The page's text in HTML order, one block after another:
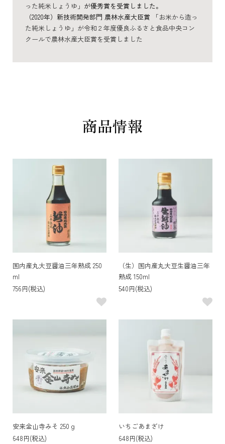
った純米しょうゆ」 が優秀賞を受賞しました。
（2020年）新技術開発部門 農林水産大臣賞
「お米から造っ
た純米しょうゆ」が令和２年度優良ふるさと食品中央コン
クールで農林水産大臣賞を受賞しました
商品情報
国内産丸大豆醤油三年熟成 250
ml
756円(税込)
（生）国内産丸大豆生醤油三年
熟成 150ml
540円(税込)
安来金山寺みそ 250ｇ
648円(税込)
いちごあまざけ
648円(税込)